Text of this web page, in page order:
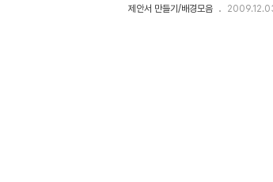
서와 관련한 포스팅을 주제로 설정하
멋진제안서 만들기 hisastro's PT
제안서 만들기/배경모음